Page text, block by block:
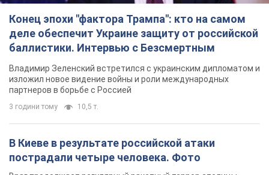
Конец эпохи "фактора Трампа": кто на самом
деле обеспечит Украине защиту от российской
баллистики. Интервью с Безсмертным
Владимир Зеленский встретился с украинским дипломатом и
изложил новое видение войны и роли международных
партнеров в борьбе с Россией
3 години тому 10,5 т.
В Киеве в результате российской атаки
пострадали четыре человека. Фото